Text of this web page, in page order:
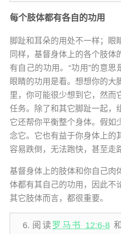
每个肢体都有各自的功用
脚趾和耳朵的用处不一样；眼
同样，基督身体上的各个肢体
有自己的功用。“功用”的意思
眼睛的功用是看。想想你的大
里，你可能很少想到它，然而
任务。除了和其它脚趾一起，
它还帮你平衡整个身体。假如
念它。它也有益于你身体上的
容易跌倒，无法跑快，甚至走
基督身体上的肢体和你自己肉
体都有其自己的功用，因此不
其它肢体而言，都很重要。
阅读 罗马书 12:6-8 和